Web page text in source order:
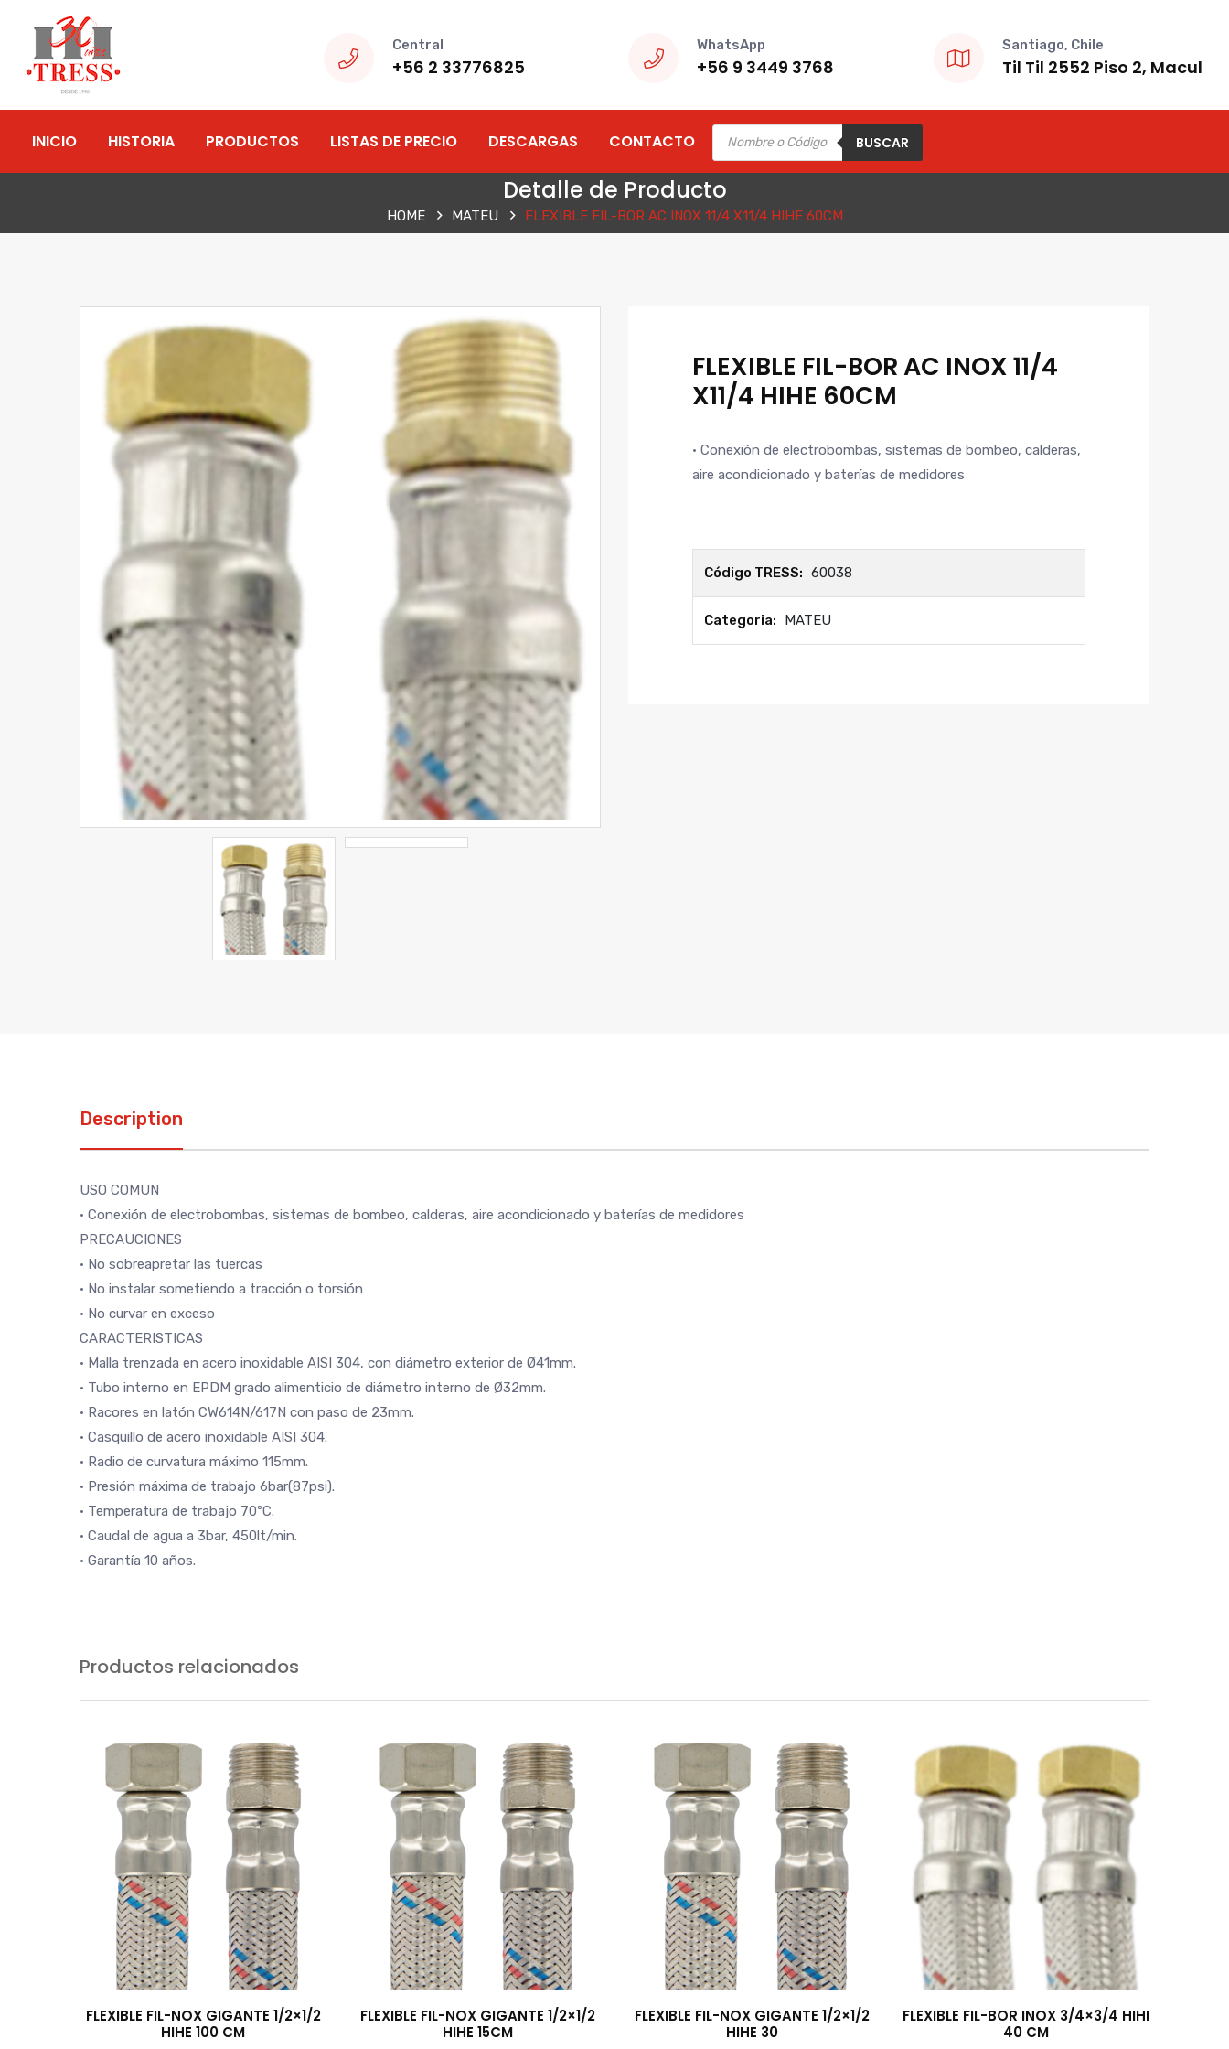
Central
+56 2 33776825
WhatsApp
+56 9 3449 3768
Santiago, Chile
Til Til 2552 Piso 2, Macul
INICIO HISTORIA PRODUCTOS LISTAS DE PRECIO DESCARGAS CONTACTO
Products
search
BUSCAR
Detalle de Producto
HOME MATEU FLEXIBLE FIL-BOR AC INOX 11/4 X11/4 HIHE 60CM
FLEXIBLE FIL-BOR AC INOX 11/4
X11/4 HIHE 60CM
· Conexión de electrobombas, sistemas de bombeo, calderas,
aire acondicionado y baterías de medidores
Código TRESS: 60038
Categoria: MATEU
Description
USO COMUN
· Conexión de electrobombas, sistemas de bombeo, calderas, aire acondicionado y baterías de medidores
PRECAUCIONES
· No sobreapretar las tuercas
· No instalar sometiendo a tracción o torsión
· No curvar en exceso
CARACTERISTICAS
· Malla trenzada en acero inoxidable AISI 304, con diámetro exterior de Ø41mm.
· Tubo interno en EPDM grado alimenticio de diámetro interno de Ø32mm.
· Racores en latón CW614N/617N con paso de 23mm.
· Casquillo de acero inoxidable AISI 304.
· Radio de curvatura máximo 115mm.
· Presión máxima de trabajo 6bar(87psi).
· Temperatura de trabajo 70ºC.
· Caudal de agua a 3bar, 450lt/min.
· Garantía 10 años.
Productos relacionados
FLEXIBLE FIL-NOX GIGANTE 1/2×1/2
HIHE 100 CM
FLEXIBLE FIL-NOX GIGANTE 1/2×1/2
HIHE 15CM
FLEXIBLE FIL-NOX GIGANTE 1/2×1/2
HIHE 30
FLEXIBLE FIL-BOR INOX 3/4×3/4 HIHI
40 CM